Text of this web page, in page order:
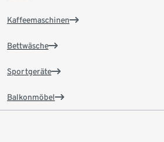
Kaffeemaschinen
Bettwäsche
Sportgeräte
Balkonmöbel